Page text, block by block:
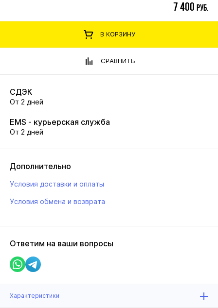
7 400 руб.
В КОРЗИНУ
СРАВНИТЬ
СДЭК
От 2 дней
EMS - курьерская служба
От 2 дней
Дополнительно
Условия доставки и оплаты
Условия обмена и возврата
Ответим на ваши вопросы
Характеристики